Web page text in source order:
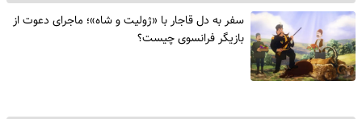
سفر به دل قاجار با «ژولیت و شاه»؛ ماجرای دعوت از
‌بازیگر فرانسوی چیست؟